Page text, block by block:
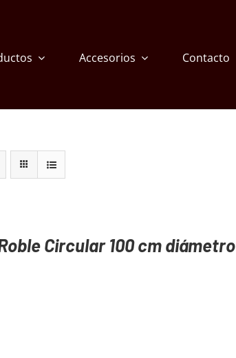
Accesorios Contacto
Circular 100 cm diámetro